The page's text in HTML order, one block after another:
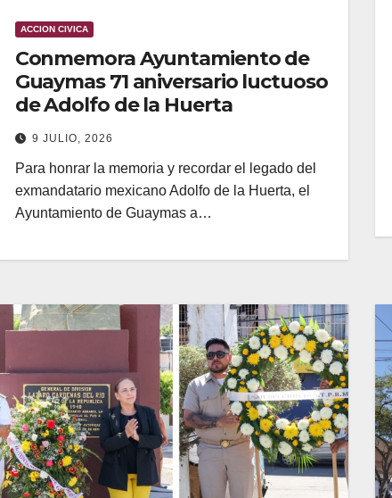
ACCION CIVICA
Conmemora Ayuntamiento de
Guaymas 71 aniversario luctuoso
de Adolfo de la Huerta
9 JULIO, 2026
Para honrar la memoria y recordar el legado del
exmandatario mexicano Adolfo de la Huerta, el
Ayuntamiento de Guaymas a…